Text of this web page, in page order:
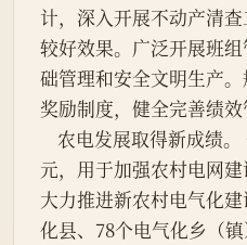
计，深入开展不动产清
较好效果。广泛开展班
础管理和安全文明生产
奖励制度，健全完善绩效
元，用于加强农村电网建
大力推进新农村电气化
化县、78个电气化乡（